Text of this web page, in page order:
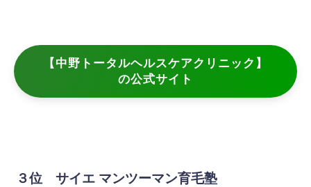
【中野トータルヘルスケアクリニック】
の公式サイト
３位 サイエ マンツーマン育毛塾